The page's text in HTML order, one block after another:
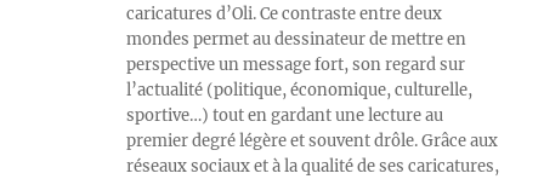
caricatures d’Oli. Ce contraste entre deux
mondes permet au dessinateur de mettre en
perspective un message fort, son regard sur
l’actualité (politique, économique, culturelle,
sportive…) tout en gardant une lecture au
premier degré légère et souvent drôle. Grâce aux
réseaux sociaux et à la qualité de ses caricatures,